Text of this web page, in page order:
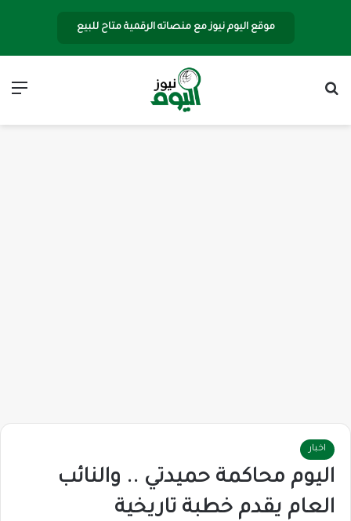
موقع اليوم نيوز مع منصاته الرقمية متاح للبيع
اخبار
اليوم محاكمة حميدتي .. والنائب
العام يقدم خطبة تاريخية